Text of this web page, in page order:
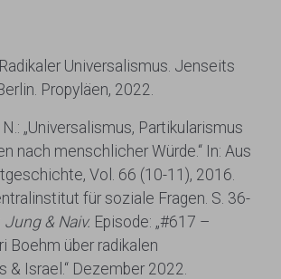
Universalismus. Jenseits
Propyläen, 2022.
„Universalismus, Partikularismus
nach menschlicher Würde.“ In: Aus
Vol. 66 (10-11), 2016.
für soziale Fragen. S. 36-
Jung & Naiv. Episode: „#617 –
Boehm über radikalen
& Israel.“ Dezember 2022.